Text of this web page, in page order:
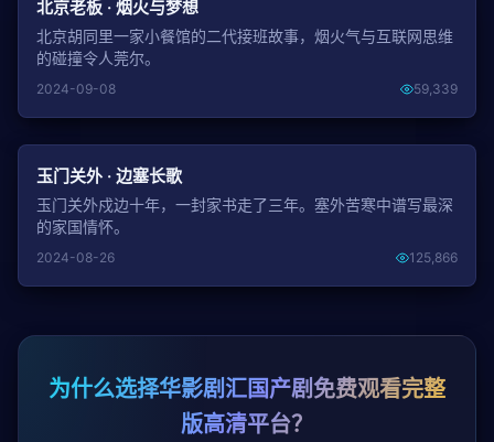
北京老板 · 烟火与梦想
北京胡同里一家小餐馆的二代接班故事，烟火气与互联网思维
的碰撞令人莞尔。
2024-09-08 59,339
玉门关外 · 边塞长歌
玉门关外戍边十年，一封家书走了三年。塞外苦寒中谱写最深
的家国情怀。
2024-08-26 125,866
为什么选择华影剧汇国产剧免费观看完整
版高清平台？